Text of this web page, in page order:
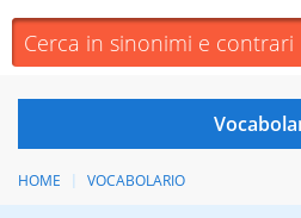
HOME VOCABOLARIO